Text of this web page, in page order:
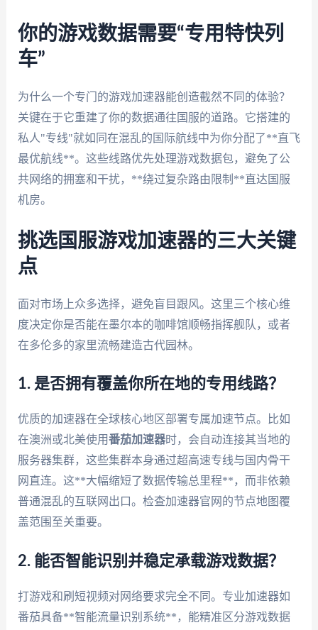
你的游戏数据需要“专用特快列
车”
为什么一个专门的游戏加速器能创造截然不同的体验？
关键在于它重建了你的数据通往国服的道路。它搭建的
私人"专线"就如同在混乱的国际航线中为你分配了**直飞
最优航线**。这些线路优先处理游戏数据包，避免了公
共网络的拥塞和干扰，**绕过复杂路由限制**直达国服
机房。
挑选国服游戏加速器的三大关键
点
面对市场上众多选择，避免盲目跟风。这里三个核心维
度决定你是否能在墨尔本的咖啡馆顺畅指挥舰队，或者
在多伦多的家里流畅建造古代园林。
1. 是否拥有覆盖你所在地的专用线路？
优质的加速器在全球核心地区部署专属加速节点。比如
在澳洲或北美使用番茄加速器时，会自动连接其当地的
服务器集群，这些集群本身通过超高速专线与国内骨干
网直连。这**大幅缩短了数据传输总里程**，而非依赖
普通混乱的互联网出口。检查加速器官网的节点地图覆
盖范围至关重要。
2. 能否智能识别并稳定承载游戏数据？
打游戏和刷短视频对网络要求完全不同。专业加速器如
番茄具备**智能流量识别系统**，能精准区分游戏数据